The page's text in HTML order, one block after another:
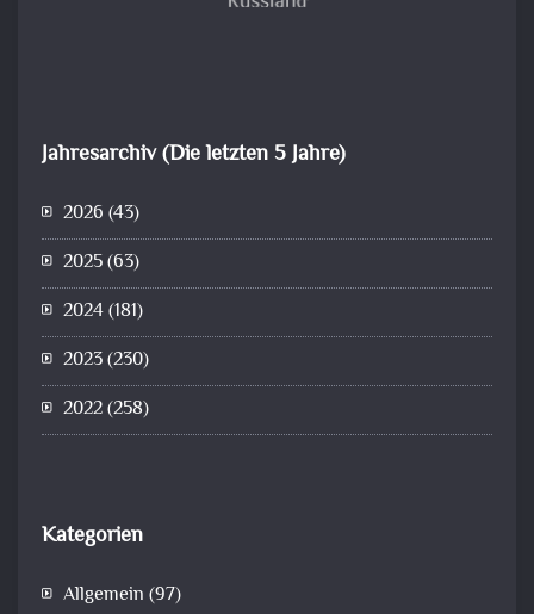
Jahresarchiv (Die letzten 5 Jahre)
2026 (43)
2025(63)
2024(181)
2023(230)
2022(258)
Kategorien
Allgemein (97)